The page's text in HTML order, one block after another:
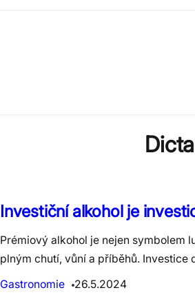
Investiční alkohol je
Prémiový alkohol je nejen symbolem
plným chutí, vůní a příběhů.
Gastronomie
26.5.2024